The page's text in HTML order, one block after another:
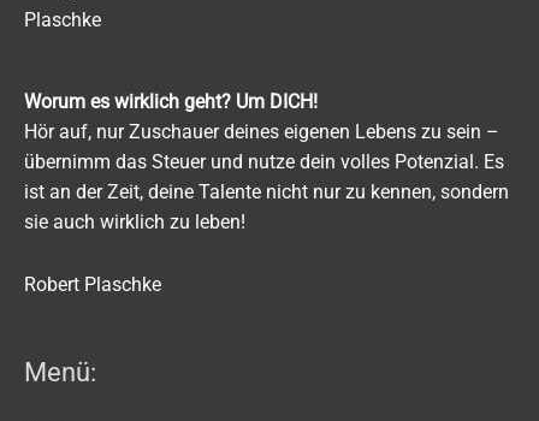
Worum es wirklich geht? Um DICH!
Hör auf, nur Zuschauer deines eigenen Lebens zu sein –
übernimm das Steuer und nutze dein volles Potenzial. Es
ist an der Zeit, deine Talente nicht nur zu kennen, sondern
sie auch wirklich zu leben!
Robert Plaschke
Menü: